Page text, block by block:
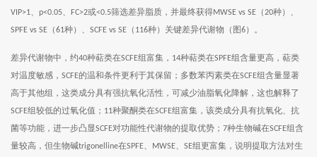
VIP>1 p<0.05 FC>2或<0.5筛选差异脂质，并最终获得MWSE vs SE （20种）、
SPFE vs SE （61种）、 SCFE vs SE （ 116种）关键差异代谢物（图6）。
差异代谢物中，约40种萜类在SCFE组富集， 14种萜类在SPFE组含量更高，萜类
对温度敏感， SCFE的温和条件更利于其保留；多数苯丙素类在SCFE组含量显著
高于其他组，这类成分具有强抗氧化活性，可减少油脂氧化降解，这也解释了
SCFE组较低的过氧化值； 11种聚酮类在SCFE组富集，该类成分具有抗氧化、抗
菌等功能，进一步凸显SCFE对功能性代谢物的提取优势； 7种生物碱在SCFE组含
量较高，但生物碱trigonelline在SPFE MWSE SE组更富集，说明提取方法对生